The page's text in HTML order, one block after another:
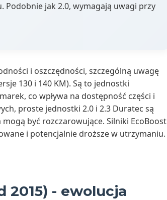
Podobnie jak 2.0, wymagają uwagi przy
i oszczędności, szczególną uwagę
130 i 140 KM). Są to jednostki
co wpływa na dostępność części i
proste jednostki 2.0 i 2.3 Duratec są
być rozczarowujące. Silniki EcoBoost
i potencjalnie droższe w utrzymaniu.
2015) - ewolucja